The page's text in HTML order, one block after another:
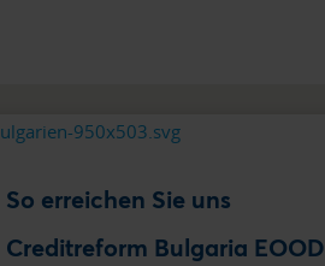
So erreichen Sie uns
Creditreform Bulgaria EOOD